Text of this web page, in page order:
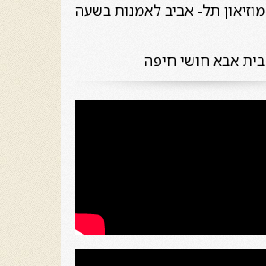
מוזיאון תל- אביב לאמנות בשעה
בית אבא חושי חיפה